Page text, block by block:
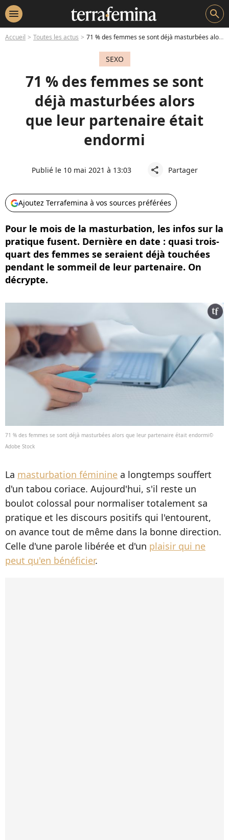
menu search
Accueil Toutes les actus 71 % des femmes se sont déjà masturbées alors que leur partenaire était endormi
SEXO
71 % des femmes se sont
déjà masturbées alors
que leur partenaire était
endormi
Publié le 10 mai 2021 à 13:03 share Partager
Ajoutez Terrafemina à vos sources préférées
Pour le mois de la masturbation, les infos sur la
pratique fusent. Dernière en date : quasi trois-
quart des femmes se seraient déjà touchées
pendant le sommeil de leur partenaire. On
décrypte.
71 % des femmes se sont déjà masturbées alors que leur partenaire était endormi©
Adobe Stock
La masturbation féminine a longtemps souffert
d'un tabou coriace. Aujourd'hui, s'il reste un
boulot colossal pour normaliser totalement sa
pratique et les discours positifs qui l'entourent,
on avance tout de même dans la bonne direction.
Celle d'une parole libérée et d'un plaisir qui ne
peut qu'en bénéficier.